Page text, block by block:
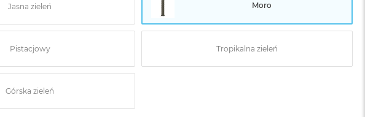
Jasna zieleń Moro
Pistacjowy Tropikalna zieleń
Górska zieleń